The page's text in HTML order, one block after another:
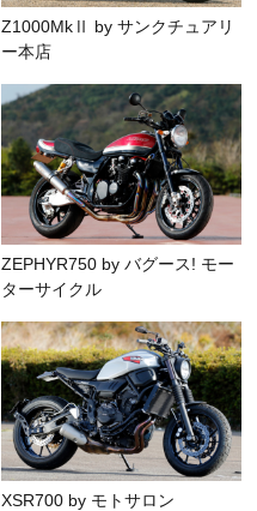
Z1000MkⅡ by サンクチュアリ
ー本店
ZEPHYR750 by バグース! モー
ターサイクル
XSR700 by モトサロン